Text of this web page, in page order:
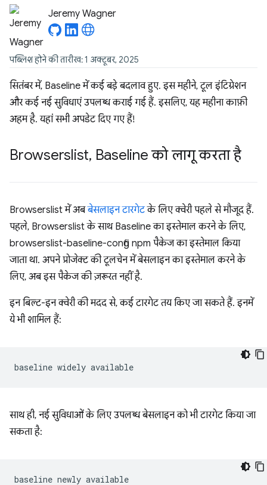
Jeremy Wagner
पब्लिश होने की तारीख: 1 अक्टूबर, 2025
सितंबर में, Baseline में कई बड़े बदलाव हुए. इस महीने, टूल इंटिग्रेशन
और कई नई सुविधाएं उपलब्ध कराई गई हैं. इसलिए, यह महीना काफ़ी
अहम है. यहां सभी अपडेट दिए गए हैं!
Browserslist, Baseline को लागू करता है
Browserslist में अबबेसलाइन टारगेटके लिए क्वेरी पहले से मौजूद हैं.
पहले, Browserslist के साथ Baseline का इस्तेमाल करने के लिए,
browserslist-baseline-config npm पैकेज का इस्तेमाल किया
जाता था. अपने प्रोजेक्ट की टूलचेन में बेसलाइन का इस्तेमाल करने के
लिए, अब इस पैकेज की ज़रूरत नहीं है.
इन बिल्ट-इन क्वेरी की मदद से, कई टारगेट तय किए जा सकते हैं. इनमें
ये भी शामिल हैं:
साथ ही, नई सुविधाओं के लिए उपलब्ध बेसलाइन को भी टारगेट किया जा
सकता है: